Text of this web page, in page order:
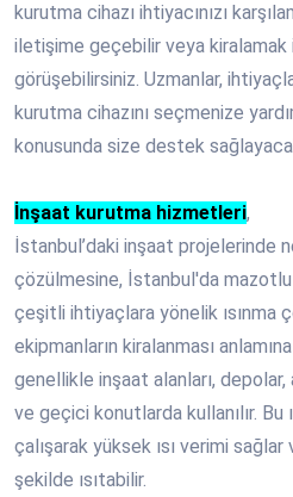
kurutma cihazı ihtiyacınızı
iletişime geçebilir veya
görüşebilirsiniz. Uzmanlar,
kurutma cihazını seçmenize
konusunda size destek
İnşaat kurutma hizmetleri,
İstanbul’daki inşaat projelerinde
çözülmesine, İstanbul'da mazotlu
çeşitli ihtiyaçlara yönelik ısınma
ekipmanların kiralanması
genellikle inşaat alanları,
ve geçici konutlarda kullanılır. Bu
çalışarak yüksek ısı verimi sağlar
şekilde ısıtabilir.